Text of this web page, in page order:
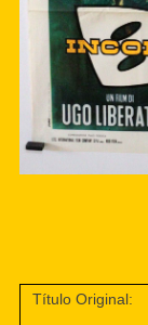
Título Original: